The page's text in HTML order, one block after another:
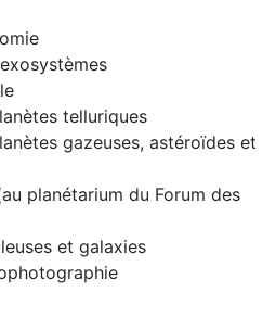
telluriques
gazeuses, astéroïdes et
planétarium du Forum des
et galaxies